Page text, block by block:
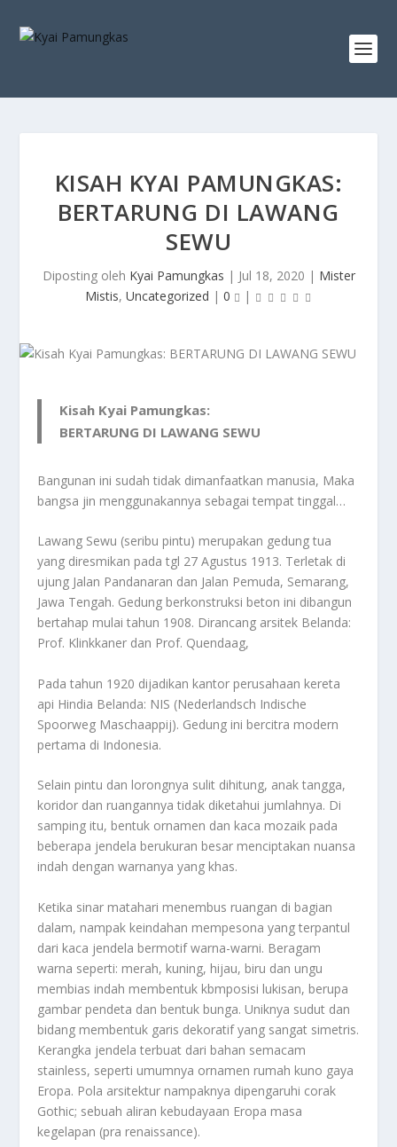
KISAH KYAI PAMUNGKAS:
BERTARUNG DI LAWANG
SEWU
Diposting oleh Kyai Pamungkas | Jul 18, 2020 | Mister
Mistis, Uncategorized | 0 |
Kisah Kyai Pamungkas:
BERTARUNG DI LAWANG SEWU
Bangunan ini sudah tidak dimanfaatkan manusia, Maka
bangsa jin menggunakannya sebagai tempat tinggal…
Lawang Sewu (seribu pintu) merupakan gedung tua
yang diresmikan pada tgl 27 Agustus 1913. Terletak di
ujung Jalan Pandanaran dan Jalan Pemuda, Semarang,
Jawa Tengah. Gedung berkonstruksi beton ini dibangun
bertahap mulai tahun 1908. Dirancang arsitek Belanda:
Prof. Klinkkaner dan Prof. Quendaag,
Pada tahun 1920 dijadikan kantor perusahaan kereta
api Hindia Belanda: NIS (Nederlandsch Indische
Spoorweg Maschaappij). Gedung ini bercitra modern
pertama di Indonesia.
Selain pintu dan lorongnya sulit dihitung, anak tangga,
koridor dan ruangannya tidak diketahui jumlahnya. Di
samping itu, bentuk ornamen dan kaca mozaik pada
beberapa jendela berukuran besar menciptakan nuansa
indah dengan warnanya yang khas.
Ketika sinar matahari menembus ruangan di bagian
dalam, nampak keindahan mempesona yang terpantul
dari kaca jendela bermotif warna-warni. Beragam
warna seperti: merah, kuning, hijau, biru dan ungu
membias indah membentuk kbmposisi lukisan, berupa
gambar pendeta dan bentuk bunga. Uniknya sudut dan
bidang membentuk garis dekoratif yang sangat simetris.
Kerangka jendela terbuat dari bahan semacam
stainless, seperti umumnya ornamen rumah kuno gaya
Eropa. Pola arsitektur nampaknya dipengaruhi corak
Gothic; sebuah aliran kebudayaan Eropa masa
kegelapan (pra renaissance).